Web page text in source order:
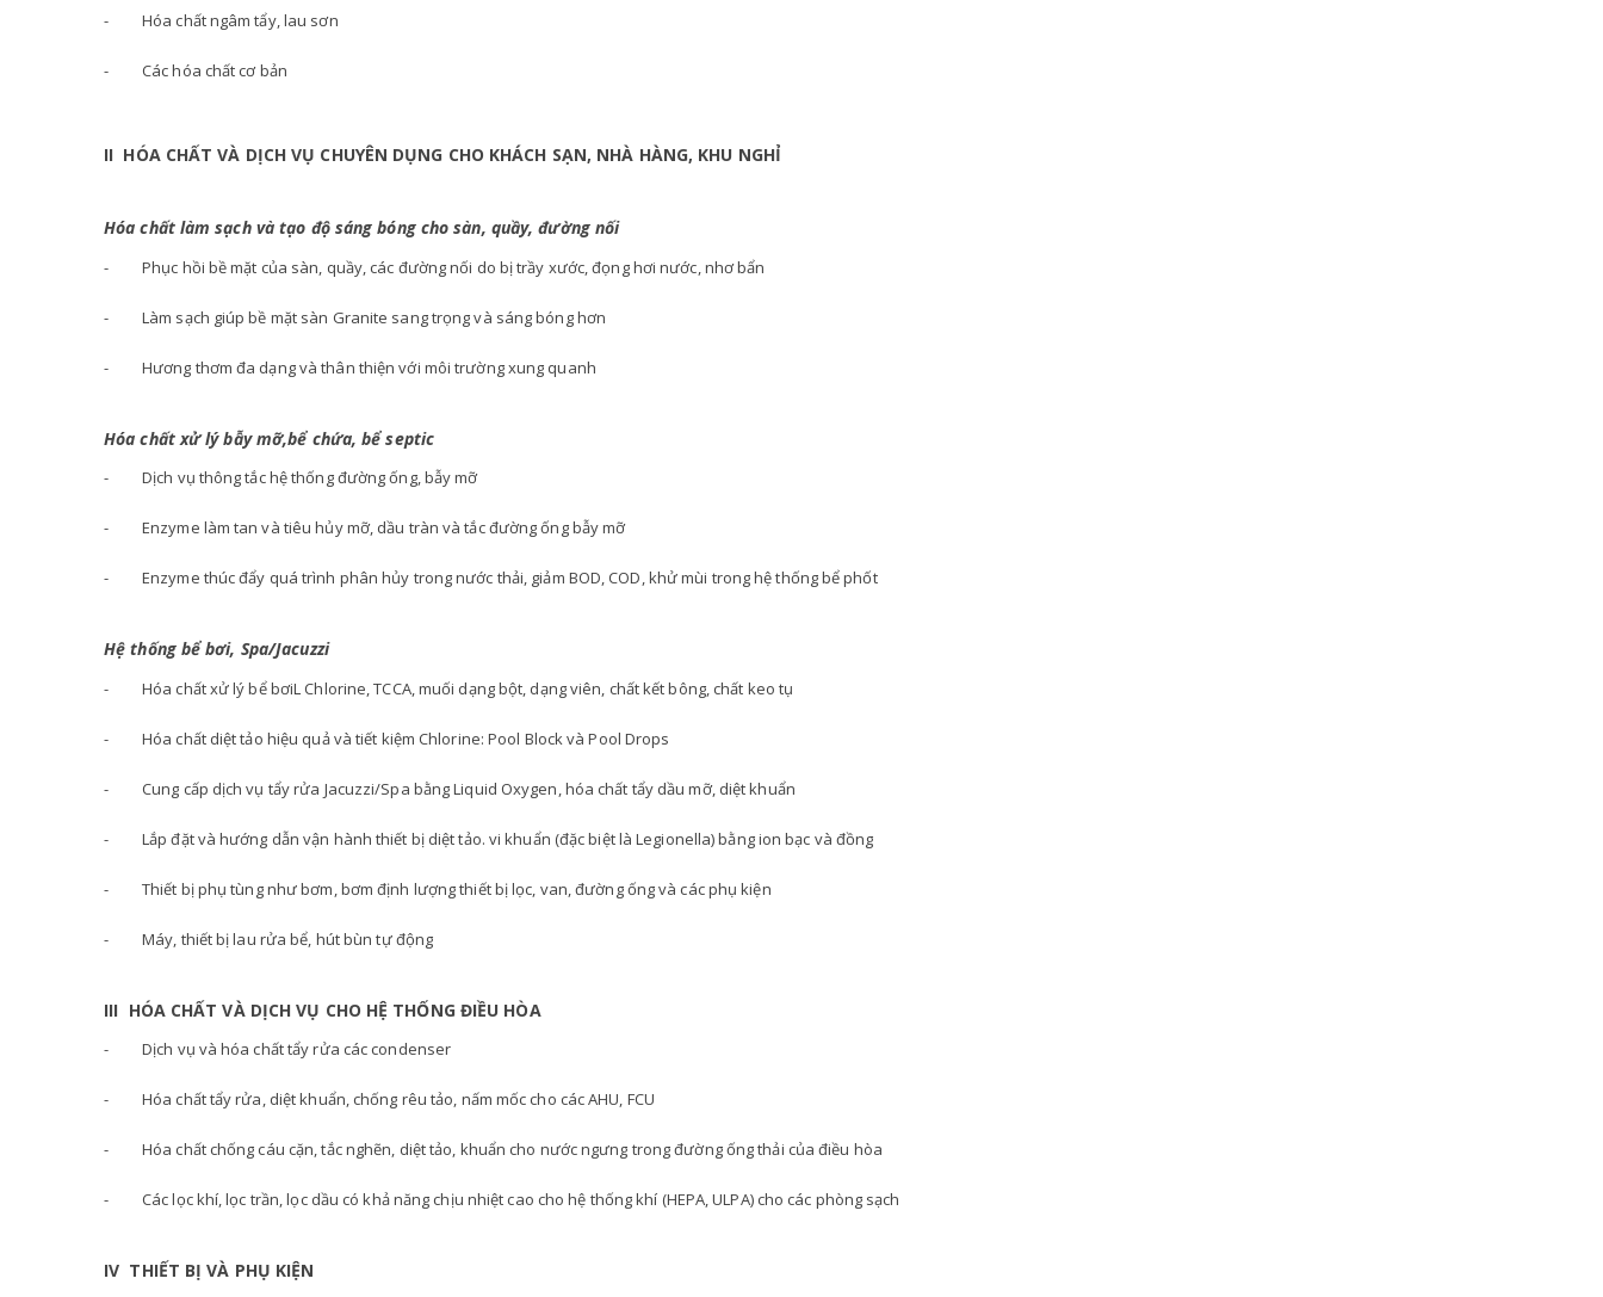
- Hóa chất ngâm tẩy, lau sơn
- Các hóa chất cơ bản
II HÓA CHẤT VÀ DỊCH VỤ CHUYÊN DỤNG CHO KHÁCH SẠN, NHÀ HÀNG, KHU NGHỈ
Hóa chất làm sạch và tạo độ sáng bóng cho sàn, quầy, đường nối
- Phục hồi bề mặt của sàn, quầy, các đường nối do bị trầy xước, đọng hơi nước, nhơ bẩn
- Làm sạch giúp bề mặt sàn Granite sang trọng và sáng bóng hơn
- Hương thơm đa dạng và thân thiện với môi trường xung quanh
Hóa chất xử lý bẫy mỡ,bể chứa, bể septic
- Dịch vụ thông tắc hệ thống đường ống, bẫy mỡ
- Enzyme làm tan và tiêu hủy mỡ, dầu tràn và tắc đường ống bẫy mỡ
- Enzyme thúc đẩy quá trình phân hủy trong nước thải, giảm BOD, COD, khử mùi trong hệ thống bể phốt
Hệ thống bể bơi, Spa/Jacuzzi
- Hóa chất xử lý bể bơiL Chlorine, TCCA, muối dạng bột, dạng viên, chất kết bông, chất keo tụ
- Hóa chất diệt tảo hiệu quả và tiết kiệm Chlorine: Pool Block và Pool Drops
- Cung cấp dịch vụ tẩy rửa Jacuzzi/Spa bằng Liquid Oxygen, hóa chất tẩy dầu mỡ, diệt khuẩn
- Lắp đặt và hướng dẫn vận hành thiết bị diệt tảo. vi khuẩn (đặc biệt là Legionella) bằng ion bạc và đồng
- Thiết bị phụ tùng như bơm, bơm định lượng thiết bị lọc, van, đường ống và các phụ kiện
- Máy, thiết bị lau rửa bể, hút bùn tự động
III HÓA CHẤT VÀ DỊCH VỤ CHO HỆ THỐNG ĐIỀU HÒA
- Dịch vụ và hóa chất tẩy rửa các condenser
- Hóa chất tẩy rửa, diệt khuẩn, chống rêu tảo, nấm mốc cho các AHU, FCU
- Hóa chất chống cáu cặn, tắc nghẽn, diệt tảo, khuẩn cho nước ngưng trong đường ống thải của điều hòa
- Các lọc khí, lọc trần, lọc dầu có khả năng chịu nhiệt cao cho hệ thống khí (HEPA, ULPA) cho các phòng sạch
IV THIẾT BỊ VÀ PHỤ KIỆN